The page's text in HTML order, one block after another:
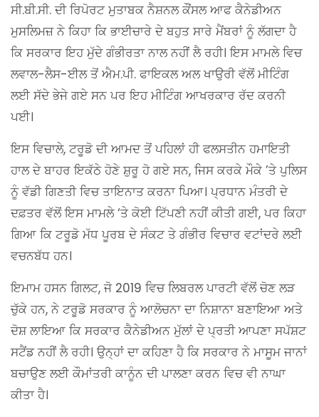
ਸੀ.ਬੀ.ਸੀ. ਦੀ ਰਿਪੋਰਟ ਮੁਤਾਬਕ ਨੈਸ਼ਨਲ ਕੌਂਸਲ ਆਫ ਕੈਨੇਡੀਅਨ
ਮੁਸਲਿਮਜ਼ ਨੇ ਕਿਹਾ ਕਿ ਭਾਈਚਾਰੇ ਦੇ ਬਹੁਤ ਸਾਰੇ ਮੈਂਬਰਾਂ ਨੂੰ ਲੱਗਦਾ ਹੈ
ਕਿ ਸਰਕਾਰ ਇਹ ਮੁੱਦੇ ਗੰਭੀਰਤਾ ਨਾਲ ਨਹੀਂ ਲੈ ਰਹੀ। ਇਸ ਮਾਮਲੇ ਵਿਚ
ਲਵਾਲ-ਲੈਸ-ਈਲ ਤੋਂ ਐਮ.ਪੀ. ਫਾਇਕਲ ਅਲ ਖਾਉਰੀ ਵੱਲੋਂ ਮੀਟਿੰਗ
ਲਈ ਸੱਦੇ ਭੇਜੇ ਗਏ ਸਨ ਪਰ ਇਹ ਮੀਟਿੰਗ ਆਖਰਕਾਰ ਰੱਦ ਕਰਨੀ
ਪਈ।
ਇਸ ਵਿਚਾਲੇ, ਟਰੂਡੋ ਦੀ ਆਮਦ ਤੋਂ ਪਹਿਲਾਂ ਹੀ ਫਲਸਤੀਨ ਹਮਾਇਤੀ
ਹਾਲ ਦੇ ਬਾਹਰ ਇਕੱਠੇ ਹੋਣੇ ਸ਼ੁਰੂ ਹੋ ਗਏ ਸਨ, ਜਿਸ ਕਰਕੇ ਮੌਕੇ ’ਤੇ ਪੁਲਿਸ
ਨੂੰ ਵੱਡੀ ਗਿਣਤੀ ਵਿਚ ਤਾਇਨਾਤ ਕਰਨਾ ਪਿਆ। ਪ੍ਰਧਾਨ ਮੰਤਰੀ ਦੇ
ਦਫ਼ਤਰ ਵੱਲੋਂ ਇਸ ਮਾਮਲੇ ‘ਤੇ ਕੋਈ ਟਿੱਪਣੀ ਨਹੀਂ ਕੀਤੀ ਗਈ, ਪਰ ਕਿਹਾ
ਗਿਆ ਕਿ ਟਰੂਡੋ ਮੱਧ ਪੂਰਬ ਦੇ ਸੰਕਟ ਤੇ ਗੰਭੀਰ ਵਿਚਾਰ ਵਟਾਂਦਰੇ ਲਈ
ਵਚਨਬੱਧ ਹਨ।
ਇਮਾਮ ਹਸਨ ਗਿਲਟ, ਜੋ 2019 ਵਿਚ ਲਿਬਰਲ ਪਾਰਟੀ ਵੱਲੋਂ ਚੋਣ ਲੜ
ਚੁੱਕੇ ਹਨ, ਨੇ ਟਰੂਡੋ ਸਰਕਾਰ ਨੂੰ ਆਲੋਚਨਾ ਦਾ ਨਿਸ਼ਾਨਾ ਬਣਾਇਆ ਅਤੇ
ਦੋਸ਼ ਲਾਇਆ ਕਿ ਸਰਕਾਰ ਕੈਨੇਡੀਅਨ ਮੁੱਲਾਂ ਦੇ ਪ੍ਰਤੀ ਆਪਣਾ ਸਪੱਸ਼ਟ
ਸਟੈਂਡ ਨਹੀਂ ਲੈ ਰਹੀ। ਉਨ੍ਹਾਂ ਦਾ ਕਹਿਣਾ ਹੈ ਕਿ ਸਰਕਾਰ ਨੇ ਮਾਸੂਮ ਜਾਨਾਂ
ਬਚਾਉਣ ਲਈ ਕੌਮਾਂਤਰੀ ਕਾਨੂੰਨ ਦੀ ਪਾਲਣਾ ਕਰਨ ਵਿਚ ਵੀ ਨਾਘਾ
ਕੀਤਾ ਹੈ।